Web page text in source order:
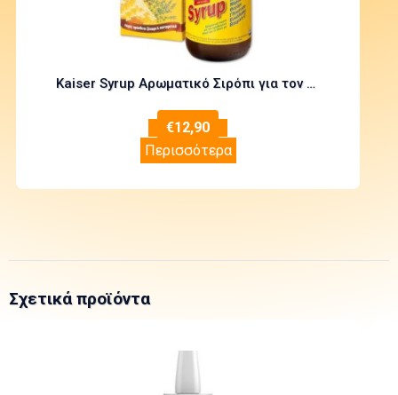
Kaiser Syrup Αρωματικό Σιρόπι για τον Ερεθισμένο Λαιμό & το Βήχα 200ml
€12,90
Περισσότερα
Σχετικά προϊόντα